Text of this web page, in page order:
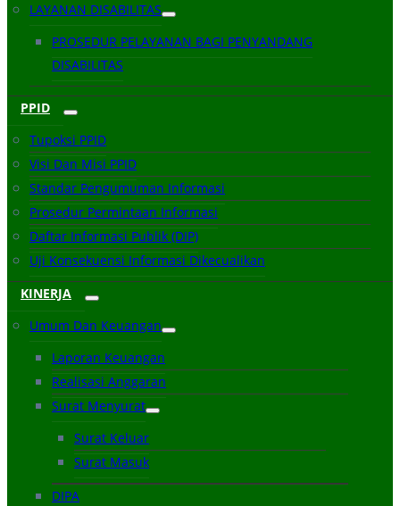
LAYANAN DISABILITAS
PROSEDUR PELAYANAN BAGI PENYANDANG
DISABILITAS
PPID
Tupoksi PPID
Visi Dan Misi PPID
Standar Pengumuman Informasi
Prosedur Permintaan Informasi
Daftar Informasi Publik (DIP)
Uji Konsekuensi Informasi Dikecualikan
KINERJA
Umum Dan Keuangan
Laporan Keuangan
Realisasi Anggaran
Surat Menyurat
Surat Keluar
Surat Masuk
DIPA